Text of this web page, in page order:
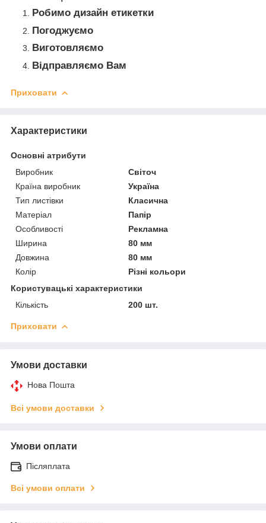
Робимо дизайн етикетки
Погоджуємо
Виготовляємо
Відправляємо Вам
Приховати
Характеристики
Основні атрибути
Виробник
Світоч
Країна виробник
Україна
Тип листівки
Класична
Матеріал
Папір
Особливості
Рекламна
Ширина
80 мм
Довжина
80 мм
Колір
Різні кольори
Користувацькі характеристики
Кількість
200 шт.
Приховати
Умови доставки
Нова Пошта
Всі умови доставки
Умови оплати
Післяплата
Всі умови оплати